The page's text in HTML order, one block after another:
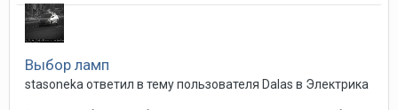
Выбор ламп
stasoneka ответил в тему пользователя Dalas в Электрика